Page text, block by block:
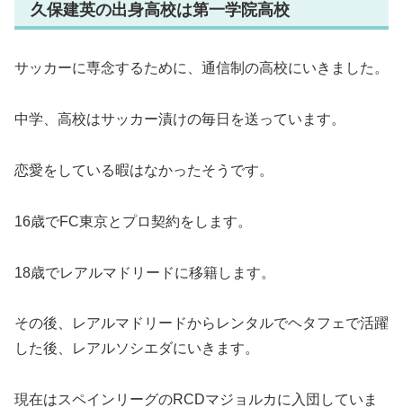
久保建英の出身高校は第一学院高校
サッカーに専念するために、通信制の高校にいきました。
中学、高校はサッカー漬けの毎日を送っています。
恋愛をしている暇はなかったそうです。
16歳でFC東京とプロ契約をします。
18歳でレアルマドリードに移籍します。
その後、レアルマドリードからレンタルでヘタフェで活躍
した後、レアルソシエダにいきます。
現在はスペインリーグのRCDマジョルカに入団していま